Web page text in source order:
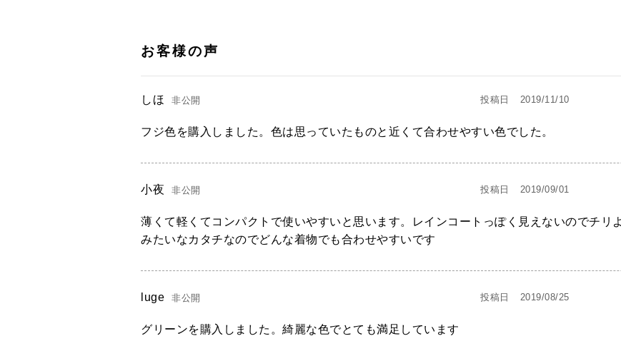
しほ 非公開 投稿日 2019/11/10
フジ色を購入しました。色は思っていたものと近くて合わせやすい色でした。
小夜 非公開 投稿日 2019/09/01
薄くて軽くてコンパクトで使いやすいと思います。レインコートっぽく見えないのでチリ
みたいなカタチなのでどんな着物でも合わせやすいです
luge 非公開 投稿日 2019/08/25
グリーンを購入しました。綺麗な色でとても満足しています